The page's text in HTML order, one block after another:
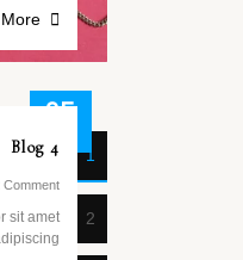
25
Blog 4
Comment
sit amet
1
2